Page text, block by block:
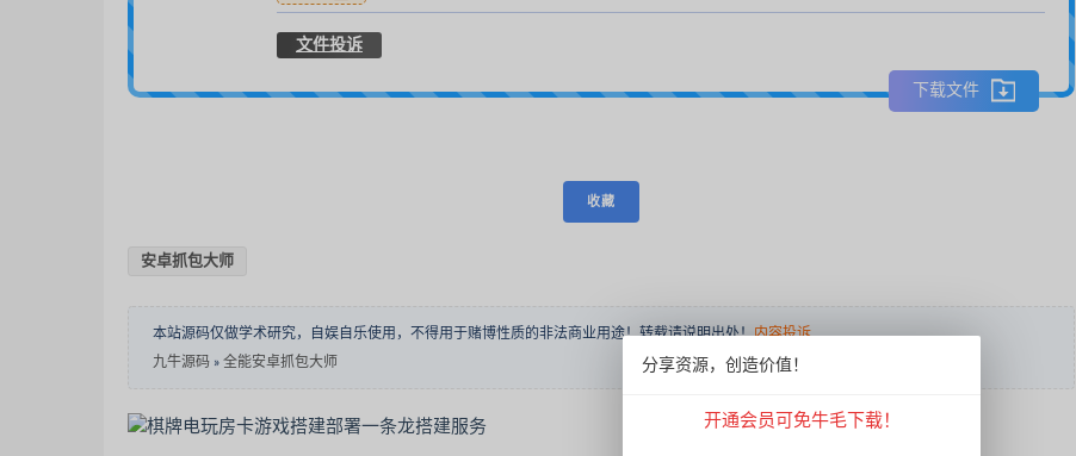
文件投诉
下载文件
收藏
安卓抓包大师
本站源码仅做学术研究，自娱自乐使用，不得用于赌博性质的非法商业用途！转载请说明出处！内容投诉
九牛源码 » 全能安卓抓包大师 分享资源，创造价值！
开通会员可免牛毛下载！